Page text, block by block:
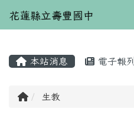
花蓮縣立壽豐國中
本站消息 電子報
回首頁
生教